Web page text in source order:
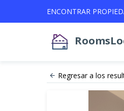
ENCONTRAR
Regresar a los